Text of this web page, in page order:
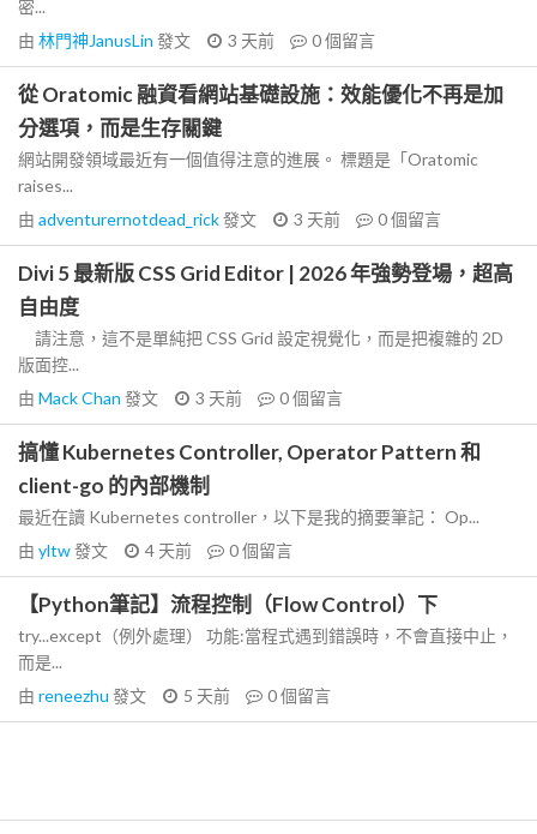
密...
由 林門神JanusLin 發文 3 天前 0個留言
從 Oratomic 融資看網站基礎設施：效能優化不再是加
分選項，而是生存關鍵
網站開發領域最近有一個值得注意的進展。 標題是「Oratomic
raises...
由 adventurernotdead_rick發文 3 天前 0個留言
Divi 5 最新版 CSS Grid Editor | 2026 年強勢登場，超高
自由度
請注意，這不是單純把 CSS Grid 設定視覺化，而是把複雜的 2D
版面控...
由 Mack Chan 發文 3 天前 0個留言
搞懂 Kubernetes Controller, Operator Pattern 和
client-go 的內部機制
最近在讀 Kubernetes controller，以下是我的摘要筆記： Op...
由 yltw發文 4 天前 0個留言
【Python筆記】流程控制（Flow Control）下
try...except（例外處理） 功能:當程式遇到錯誤時，不會直接中止，
而是...
由 reneezhu 發文 5 天前 0個留言